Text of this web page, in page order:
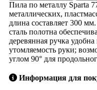
Пила по металлу Sparta
металлических,
длина составляет 300
сталь полотна
деревянная ручка
утомляемость руки;
углом 90° для
Информация для